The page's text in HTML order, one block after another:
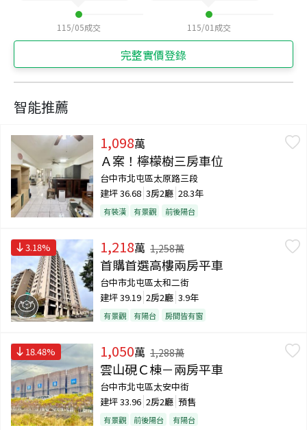
115/05成交 115/01 成交
完整實價登錄
智能推薦
1,098萬
Ａ案！檸檬樹三房車位
台中市北屯區太原路三段
建坪36.68 3房2廳 28.3年
有裝潢 有景觀 前後陽台
3.18% 1,218萬 1,258萬
首購首選高樓兩房平車
台中市北屯區太和二街
建坪39.19 2房2廳 3.9年
有景觀 有陽台 房間皆有窗
18.48% 1,050萬 1,288萬
雲山硯Ｃ棟－兩房平車
台中市北屯區太安中街
建坪33.96 2房2廳 預售
有景觀 前後陽台 有陽台